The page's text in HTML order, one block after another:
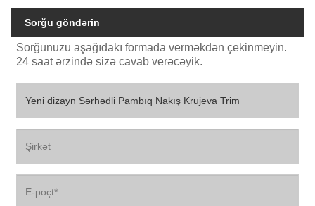
Sorğu göndərin
Sorğunuzu aşağıdakı formada verməkdən çekinmeyin.
24 saat ərzində sizə cavab verəcəyik.